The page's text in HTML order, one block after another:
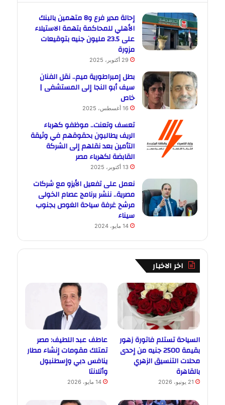
إحالة مدير فرع و8 متهمين بالبنك
الأهلي للمحاكمة بتهمة الاستيلاء
على 23.5 مليون جنيه بتوقيعات
مزورة
29 أكتوبر، 2025
بطل إمبراطورية ميم.. نقل الفنان
سيف أبو النجا إلى المستشفى |
خاص
16 أغسطس، 2025
تعسف وتعنت.. موظفو كهرباء
الريف يطالبون بحقوقهم في وثيقة
التأمين بعد نقلهم إلى الشركة
القابضة لكهرباء مصر
13 أكتوبر، 2025
نعمل على تفعيل الأيزو مع شركات
مصرية.. ننشر برنامج عصام الخولى
مرشح غرفة سياحة الغوص بجنوب
سيناء
14 مايو، 2024
اخر الاخبار
السياحة تستلم فاتورة زهور
بقيمة 2500 جنيه من إحدى
محلات التنسيق الزهري
بالقاهرة
21 يونيو، 2026
عاطف عبد اللطيف: مصر
تمتلك مقومات إنشاء مطار
ينافس دبي وإسطنبول
وأتلانتا
14 مايو، 2026